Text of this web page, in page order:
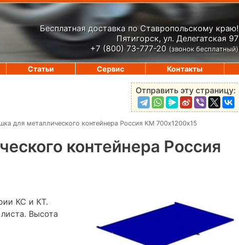
Бесплатная доставка по Ставропольскому краю!
Пятигорск, ул. Делегатская 97
+7 (800) 73-777-20 (звонок бесплатный)
Отправить эту страницу:
для металлического контейнера Россия КМ 700х1200х15
контейнера Россия
КС и КТ.
Высота
Статьи Сервис Контакты